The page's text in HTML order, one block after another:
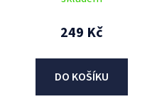
249 Kč
DO KOŠÍKU